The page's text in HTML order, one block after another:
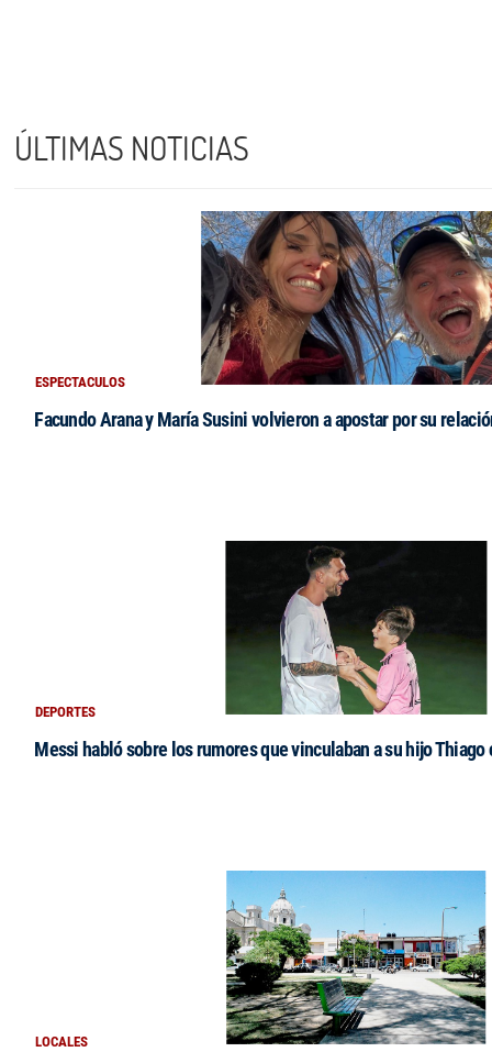
ÚLTIMAS NOTICIAS
ESPECTACULOS
Facundo Arana y María Susini volvieron a apostar por su
DEPORTES
Messi habló sobre los rumores que vinculaban a su hijo Thiago
LOCALES